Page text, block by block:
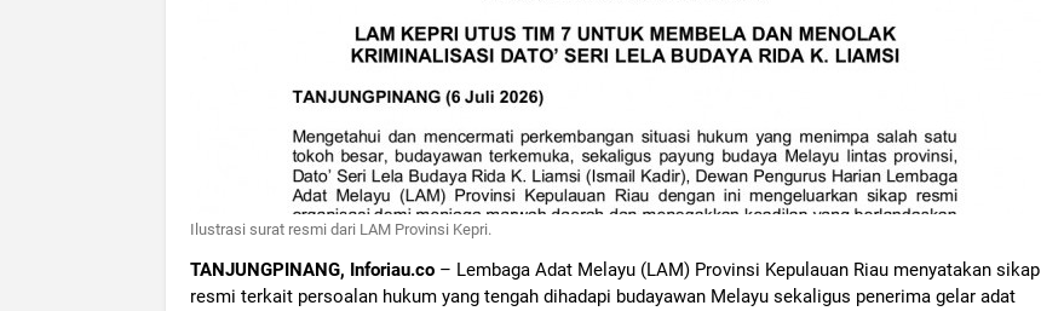
Ilustrasi surat resmi dari LAM Provinsi Kepri.
TANJUNGPINANG, Inforiau.co – Lembaga Adat Melayu (LAM) Provinsi Kepulauan Riau menyatakan sikap
resmi terkait persoalan hukum yang tengah dihadapi budayawan Melayu sekaligus penerima gelar adat